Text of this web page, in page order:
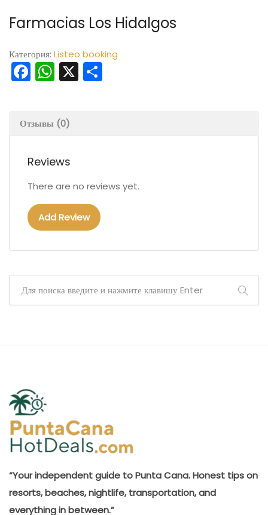
Farmacias Los Hidalgos
Категория: Listeo booking
Facebook
WhatsApp
X
Отзывы (0)
Reviews
There are no reviews yet.
Add Review
“Your independent guide to Punta Cana. Honest tips on
resorts, beaches, nightlife, transportation, and
everything in between.”